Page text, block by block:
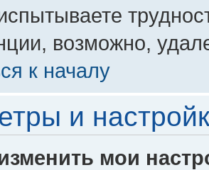
возможно,
к началу
и
мои